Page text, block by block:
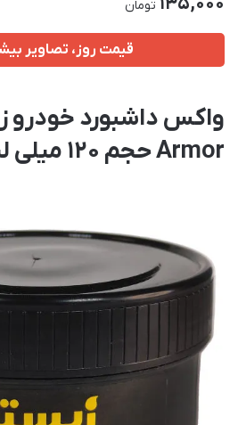
تومان
قیمت روز، تصاویر
واکس داشبورد خودرو
Armor حجم 120 میلی لیتر